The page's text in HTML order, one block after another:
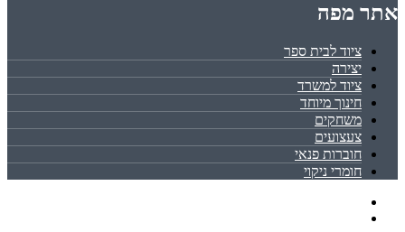
אתר מפה
ציוד לבית ספר
יצירה
ציוד למשרד
חינוך מיוחד
משחקים
צעצועים
חוברות פנאי
חומרי ניקוי